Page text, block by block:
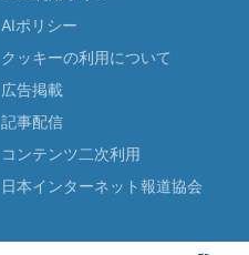
AIポリシー
クッキーの利用について
広告掲載
記事配信
コンテンツ二次利用
日本インターネット報道協会